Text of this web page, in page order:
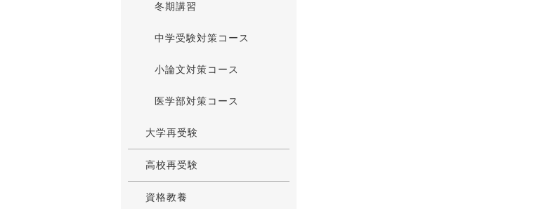
冬期講習
中学受験対策コース
小論文対策コース
医学部対策コース
大学再受験
高校再受験
資格教養